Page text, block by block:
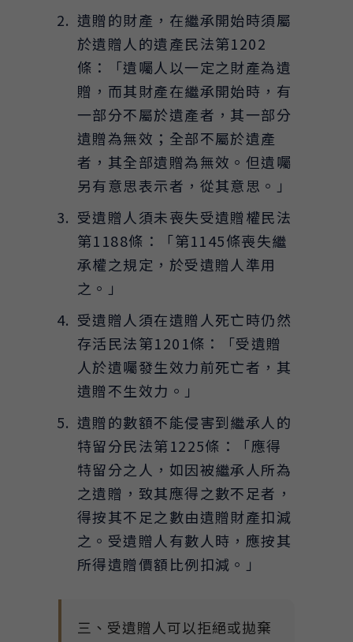
遺贈的財產，在繼承開始時須屬
於遺贈人的遺產民法第1202
條：「遺囑人以一定之財產為遺
贈，而其財產在繼承開始時，有
一部分不屬於遺產者，其一部分
遺贈為無效；全部不屬於遺產
者，其全部遺贈為無效。但遺囑
另有意思表示者，從其意思。」
受遺贈人須未喪失受遺贈權民法
第1188條：「第1145條喪失繼
承權之規定，於受遺贈人準用
之。」
受遺贈人須在遺贈人死亡時仍然
存活民法第1201條：「受遺贈
人於遺囑發生效力前死亡者，其
遺贈不生效力。」
遺贈的數額不能侵害到繼承人的
特留分民法第1225條：「應得
特留分之人，如因被繼承人所為
之遺贈，致其應得之數不足者，
得按其不足之數由遺贈財產扣減
之。受遺贈人有數人時，應按其
所得遺贈價額比例扣減。」
三、受遺贈人可以拒絕或拋棄